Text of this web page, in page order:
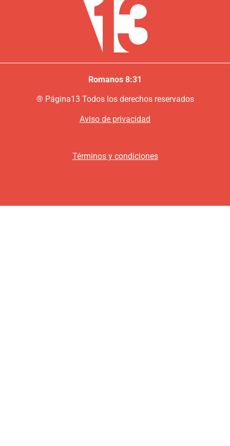
Romanos 8:31
® Página13 Todos los derechos reservados
Aviso de privacidad
Términos y condiciones